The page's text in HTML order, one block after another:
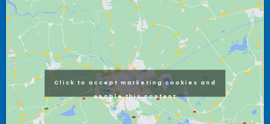
Click to accept marketing cookies and
enable this content